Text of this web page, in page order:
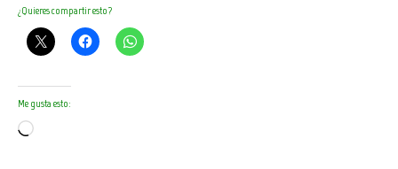
¿Quieres compartir esto?
Me gusta esto:
Cargando...